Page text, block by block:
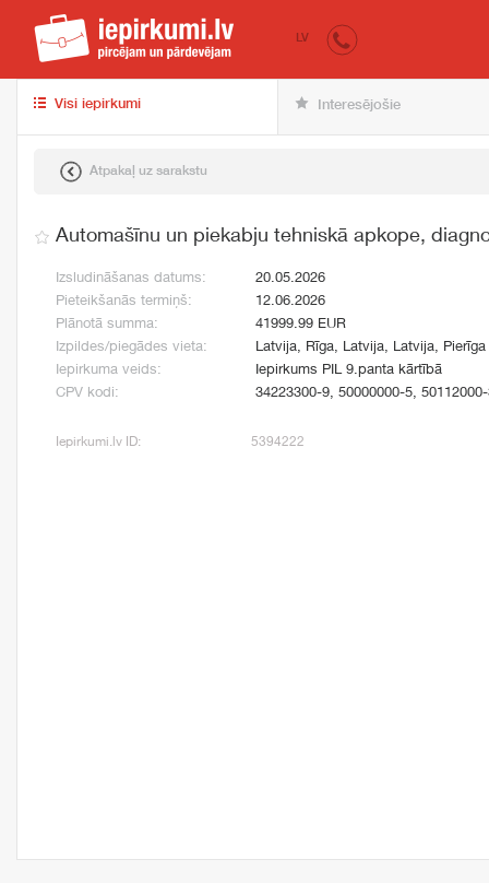
iepirkumi.lv
LV
Visi iepirkumi Interesējošie
Atpakaļ uz sarakstu
Automašīnu un piekabju tehniskā apkope,
Izsludināšanas datums:
20.05.2026
Pieteikšanās termiņš:
12.06.2026
Plānotā summa:
41999.99 EUR
Izpildes/piegādes vieta:
Latvija, Rīga, Latvija, Latvija, Pierīga
Iepirkuma veids:
Iepirkums PIL 9.panta kārtībā
CPV kodi:
34223300-9, 50000000-5,
Iepirkumi.lv ID: 5394222